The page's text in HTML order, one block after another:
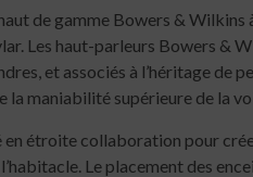
de gamme Bowers &
Les haut-parleurs Bowers &
et associés à l’héritage
la maniabilité supérieure de la
étroite collaboration pour
Le placement des